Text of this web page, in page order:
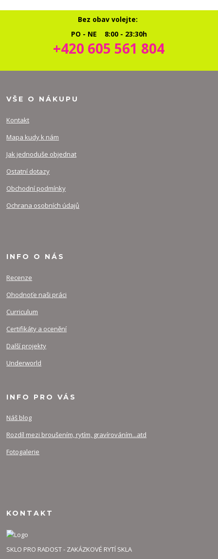
Bez obav volejte:
PO - NE 8:00 - 23:30h
+420 605 561 804
VŠE O NÁKUPU
Kontakt
Mapa kudy k nám
Jak jednoduše objednat
Ostatní dotazy
Obchodní podmínky
Ochrana osobních údajů
INFO O NÁS
Recenze
Ohodnoťe naši práci
Curriculum
Certifikáty a ocenění
Další projekty
Underworld
INFO PRO VÁS
Náš blog
Rozdíl mezi broušením, rytím, gravírováním...atd
Fotogalerie
KONTAKT
SKLO PRO RADOST - ZAKÁZKOVÉ RYTÍ SKLA